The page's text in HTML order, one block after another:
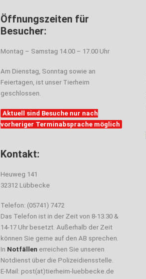
Öffnungszeiten für
Besucher:
Montag – Samstag 14.00 – 17.00 Uhr
Am Dienstag, Sonntag sowie an
Feiertagen, ist unser Tierheim
geschlossen.
Aktuell sind Besuche nur nach
vorheriger Terminabsprache möglich
Kontakt:
Heuweg 141
32312 Lübbecke
Telefon: (05741) 7472
Das Telefon ist in der Zeit von 8-13.30 &
14-17 Uhr besetzt. Außerhalb der Zeit
können Sie gerne auf den AB sprechen.
In Notfällen erreichen Sie unseren
Notdienst über die Polizeidiensstelle.
E-Mail: post(at)tierheim-luebbecke.de